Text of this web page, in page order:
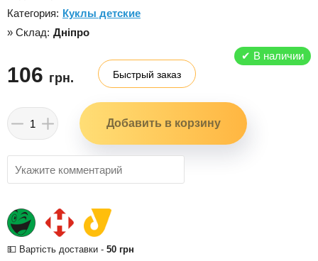
Категория: Куклы детские
» Склад: Дніпро
✔ В наличии
106 грн. Быстрый заказ
💵 Вартість доставки - 50 грн